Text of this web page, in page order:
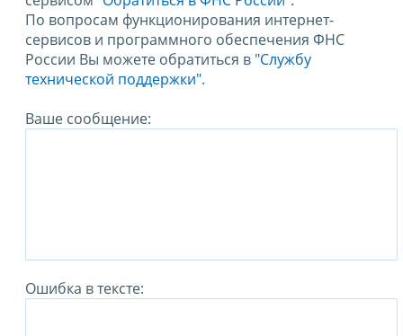
По вопросам функционирования интернет-
сервисов и программного обеспечения ФНС
России Вы можете обратиться в "Службу
технической поддержки".
Ваше сообщение:
Ошибка в тексте: